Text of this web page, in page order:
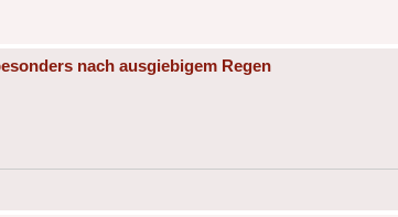
nach ausgiebigem Regen